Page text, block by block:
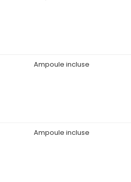
Ampoule incluse
Ampoule incluse